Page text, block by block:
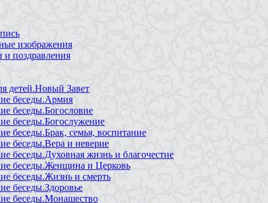
изображения
поздравления
детей.Новый Завет
беседы.Армия
беседы.Богословие
беседы.Богослужение
беседы.Брак, семья, воспитание
беседы.Вера и неверие
беседы.Духовная жизнь и благочестие
беседы.Женщина и Церковь
беседы.Жизнь и смерть
беседы.Здоровье
беседы.Монашество